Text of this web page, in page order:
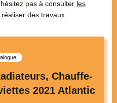
pas à consulter les
des travaux.
Chauffe-
2021 Atlantic